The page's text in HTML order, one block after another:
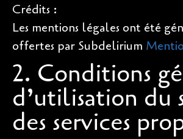
Crédits :
Les mentions légales ont été
offertes par Subdelirium
2. Conditions
d’utilisation du
des services